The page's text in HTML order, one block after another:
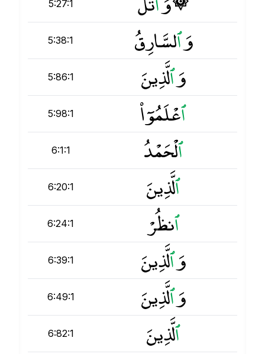
5:27:1
5:38:1 وَٱلسَّارِقُ
5:86:1 وَٱلَّذِينَ
5:98:1 ٱعْلَمُوٓا۟
6:1:1 ٱلْحَمْدُ
6:20:1 ٱلَّذِينَ
6:24:1 ٱنظُرْ
6:39:1 وَٱلَّذِينَ
6:49:1 وَٱلَّذِينَ
6:82:1 ٱلَّذِينَ